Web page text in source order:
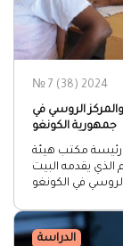
№ 7 (38) 2024
الروسي في
جمهورية الكونغو
رئيسة مكتب هيئة
الذي يقدمه البيت
الدراسة